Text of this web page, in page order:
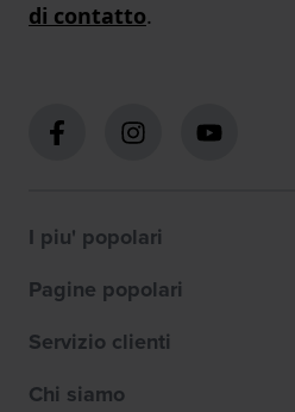
di contatto.
I piu' popolari
Pagine popolari
Servizio clienti
Chi siamo